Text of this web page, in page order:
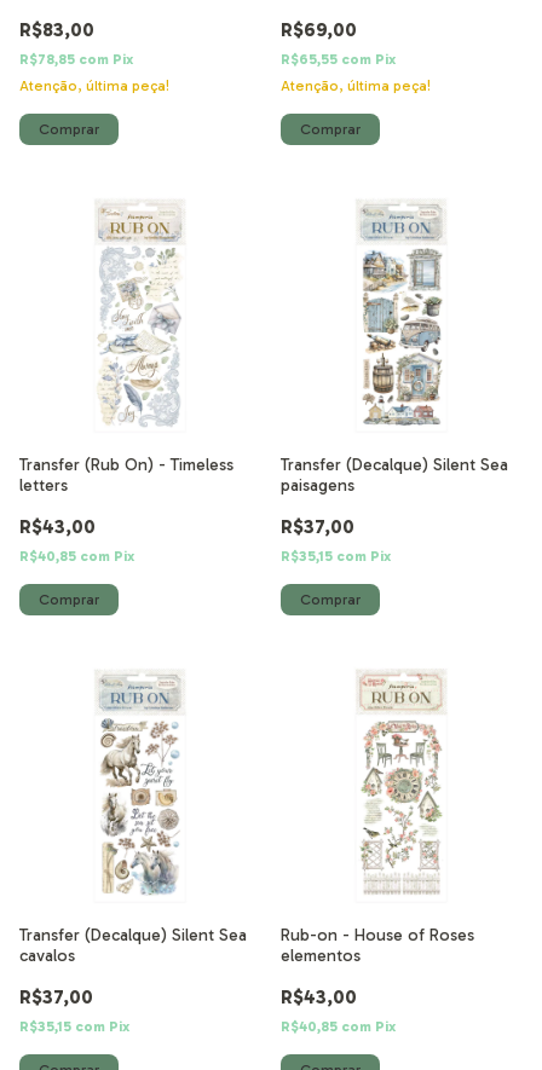
R$83,00
R$78,85 com Pix
Atenção, última peça!
R$69,00
R$65,55 com Pix
Atenção, última peça!
Transfer (Rub On) - Timeless
letters
R$43,00
R$40,85 com Pix
Transfer (Decalque) Silent Sea
paisagens
R$37,00
R$35,15 com Pix
Transfer (Decalque) Silent Sea
cavalos
R$37,00
R$35,15 com Pix
Rub-on - House of Roses
elementos
R$43,00
R$40,85 com Pix